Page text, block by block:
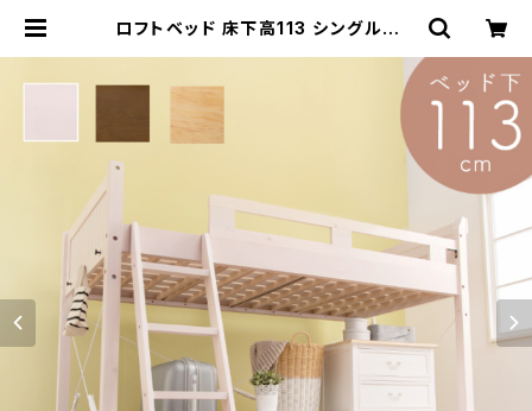
ロフトベッド 床下高113 シングルベッ